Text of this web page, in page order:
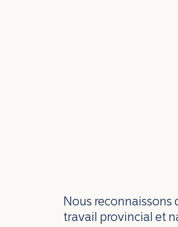
Nous reconnaissons
travail provincial et